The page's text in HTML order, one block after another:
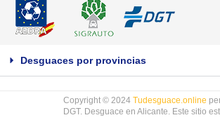
Desguaces por provincias
Copyright © 2024 Tudesguace.online
DGT. Desguace en Alicante. Este sitio